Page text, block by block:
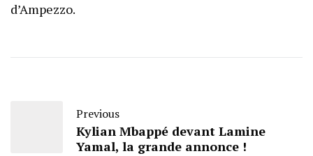
d’Ampezzo.
Previous
Kylian Mbappé devant Lamine
Yamal, la grande annonce !